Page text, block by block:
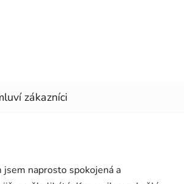
je 5 z 5 hvězdiček.
jsem naprosto spokojená a